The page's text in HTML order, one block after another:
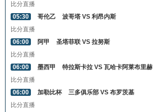
比分直播
05:30
哥伦乙
波哥塔 VS 利昂内斯
比分直播
06:00
阿甲
圣塔菲联 VS 拉努斯
比分直播
06:00
墨西甲
特拉斯卡拉 VS 瓦哈卡阿莱布里赫
比分直播
06:00
加勒比杯
三多俱乐部 VS 布罗茨基
比分直播